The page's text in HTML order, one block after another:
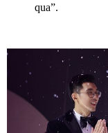
qua”.